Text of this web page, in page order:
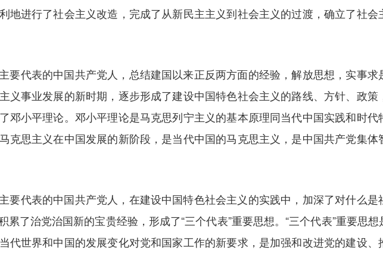
地进行了社会主义改造，完成了从新民主主义到社会主义的过渡，确立了社
要代表的中国共产党人，总结建国以来正反两方面的经验，解放思想，实事
义事业发展的新时期，逐步形成了建设中国特色社会主义的路线、方针、政
邓小平理论。邓小平理论是马克思列宁主义的基本原理同当代中国实践和时
克思主义在中国发展的新阶段，是当代中国的马克思主义，是中国共产党集
要代表的中国共产党人，在建设中国特色社会主义的实践中，加深了对什么
了治党治国新的宝贵经验，形成了“三个代表”重要思想。“三个代表”重要思
代世界和中国的发展变化对党和国家工作的新要求，是加强和改进党的建设